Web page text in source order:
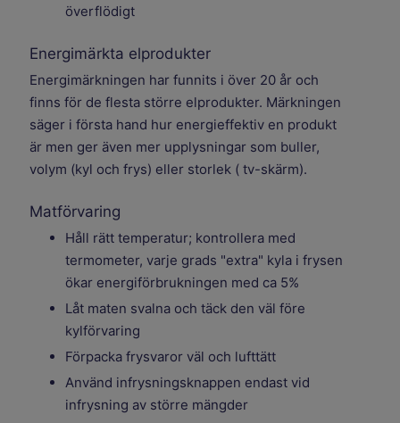
överflödigt
Energimärkta elprodukter
Energimärkningen har funnits i över 20 år och
finns för de flesta större elprodukter. Märkningen
säger i första hand hur energieffektiv en produkt
är men ger även mer upplysningar som buller,
volym (kyl och frys) eller storlek ( tv-skärm).
Matförvaring
Håll rätt temperatur; kontrollera med
termometer, varje grads "extra" kyla i frysen
ökar energiförbrukningen med ca 5%
Låt maten svalna och täck den väl före
kylförvaring
Förpacka frysvaror väl och lufttätt
Använd infrysningsknappen endast vid
infrysning av större mängder